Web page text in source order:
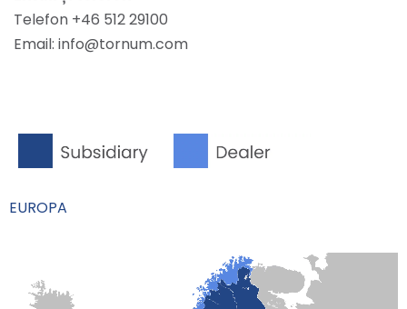
Telefon +46 512 29100
Email: info@tornum.com
EUROPA